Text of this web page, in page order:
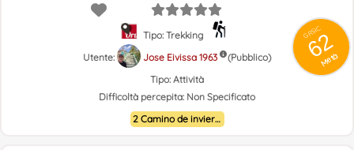
GRSIC
62
Metà
Tipo: Trekking
Utente:
Jose Eivissa 1963
(Pubblico)
Tipo: Attività
Difficoltà percepita: Non Specificato
2 Camino de invierno